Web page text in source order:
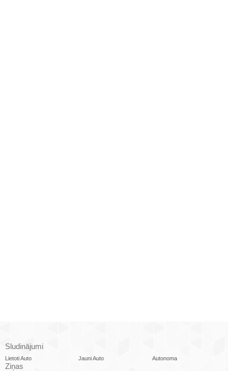
Sludinājumi
Lietoti Auto Jauni Auto Autonoma
Ziņas